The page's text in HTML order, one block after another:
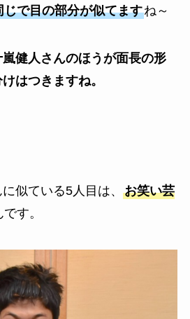
で目の部分が似てますね～
健人さんのほうが面長の形
はつきますね。
似ている5人目は、
お笑い芸
す。